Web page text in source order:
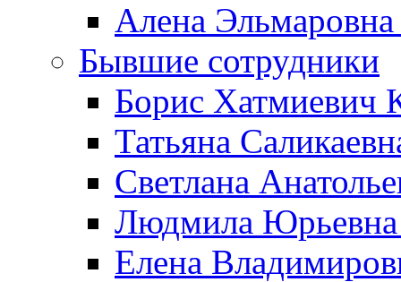
Алена
Бывшие сотрудники
Борис Хатмиевич
Татьяна
Светлана
Людмила Юрьевна
Елена